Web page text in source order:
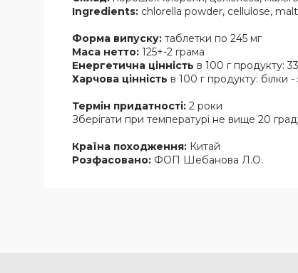
Ingredients: chlorella powder, cellulose,
Форма випуску: таблетки по 245 мг
Маса нетто: 125+-2 грама
Енергетична цiннiсть в 100 г продукту:
Харчова цінність в 100 г продукту: бiлки -
Термін придатності: 2 роки
Зберігати при температурі не вище 20
Країна походження: Китай
Розфасовано: ФОП Шебанова Л.О.